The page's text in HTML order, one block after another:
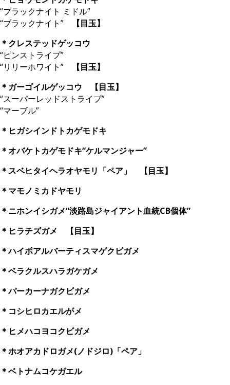
“ブラックナイト ミドル”
“ブラックナイト”
【目玉】
＊クレステッドゲッコウ
“ピンストライプ”
“リリーホワイト”
【目玉】
＊ガーゴイルゲッコウ 【目玉】
“スーパーレッドストライプ”
“マーブル”
＊ヒガシインドトカゲモドキ
＊オバケトカゲモドキ“ケルマンジャー”
＊スベヒタイヘラオヤモリ「ペア」 【目玉】
＊マモノミカドヤモリ
＊ニホンイシガメ“淡路島ジャイアント血統CB個体”
＊ヒラチズガメ 【目玉】
＊ハイポアルバーティスマゲクビガメ
＊ベラクルスハラガケガメ
＊パーカーナガクビガメ
＊コシヒロカエルがメ
＊ヒメハコヨコクビガメ
＊ホオアカドロガメ(ノドジロ)「ペア」
＊ベトナムコケガエル